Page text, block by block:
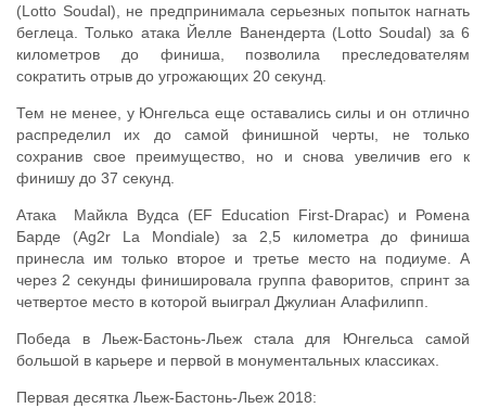
(Lotto Soudal), не предпринимала серьезных попыток нагнать
беглеца. Только атака Йелле Ванендерта (Lotto Soudal) за 6
километров до финиша, позволила преследователям
сократить отрыв до угрожающих 20 секунд.
Тем не менее, у Юнгельса еще оставались силы и он отлично
распределил их до самой финишной черты, не только
сохранив свое преимущество, но и снова увеличив его к
финишу до 37 секунд.
Атака Майкла Вудса (EF Education First-Drapac) и Ромена
Барде (Ag2r La Mondiale) за 2,5 километра до финиша
принесла им только второе и третье место на подиуме. А
через 2 секунды финишировала группа фаворитов, спринт за
четвертое место в которой выиграл Джулиан Алафилипп.
Победа в Льеж-Бастонь-Льеж стала для Юнгельса самой
большой в карьере и первой в монументальных классиках.
Первая десятка Льеж-Бастонь-Льеж 2018: